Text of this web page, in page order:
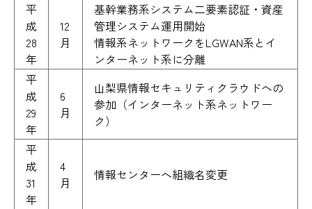
平
成
28
年
12
月
基幹業務系システム二要素認証・資産
管理システム運用開始
情報系ネットワークをLGWAN系とイ
ンターネット系に分離
平
成
29
年
6
月
山梨県情報セキュリティクラウドへの
参加（インターネット系ネットワー
ク）
平
成
31
年
4
月
情報センターへ組織名変更